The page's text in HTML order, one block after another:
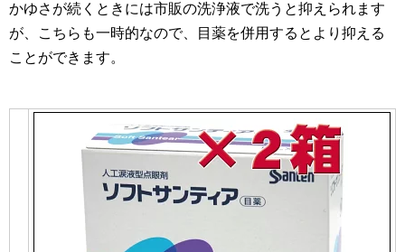
かゆさが続くときには市販の洗浄液で洗うと抑えられます
が、こちらも一時的なので、目薬を併用するとより抑える
ことができます。